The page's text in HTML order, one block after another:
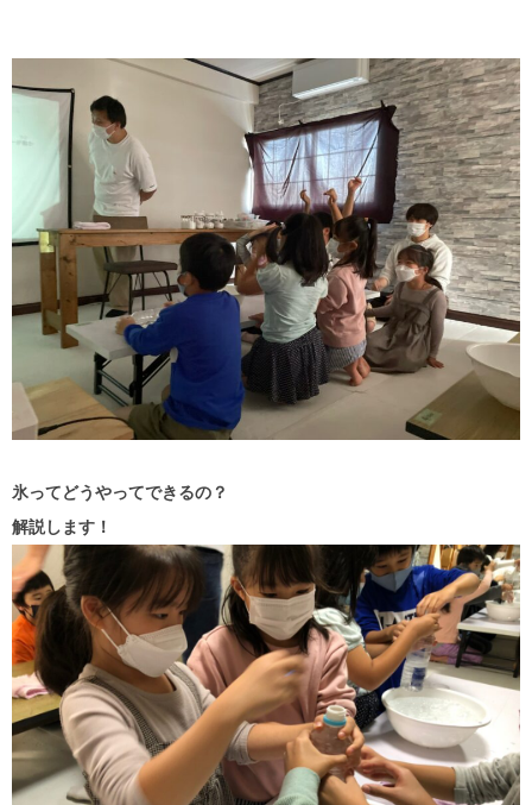
氷ってどうやってできるの？
解説します！